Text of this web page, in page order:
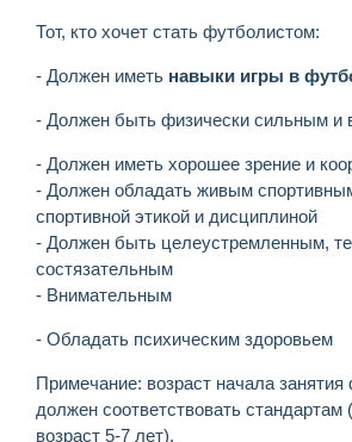
Тот, кто хочет стать футболистом:
- Должен иметь навыки игры в
- Должен быть физически сильным и
- Должен иметь хорошее зрение и
- Должен обладать живым
спортивной этикой и дисциплиной
- Должен быть целеустремленным,
состязательным
- Внимательным
- Обладать психическим здоровьем
Примечание: возраст начала
должен соответствовать
возраст 5-7 лет).